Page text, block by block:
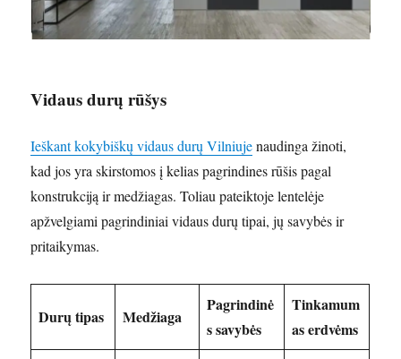
Vidaus durų rūšys
Ieškant kokybiškų vidaus durų Vilniujenaudinga žinoti,
kad jos yra skirstomos į kelias pagrindines rūšis pagal
konstrukciją ir medžiagas. Toliau pateiktoje lentelėje
apžvelgiami pagrindiniai vidaus durų tipai, jų savybės ir
pritaikymas.
Durų tipas Medžiaga
Pagrindinė
s savybės
Tinkamum
as erdvėms